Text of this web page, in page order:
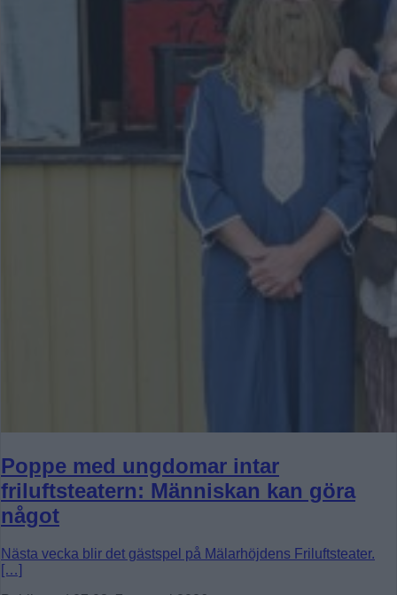
Poppe med ungdomar intar
friluftsteatern: Människan kan göra
något
Nästa vecka blir det gästspel på Mälarhöjdens Friluftsteater.
[…]